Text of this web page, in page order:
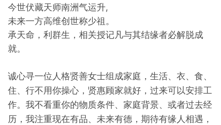
今世伏藏天师南洲气运升,
未来一方高维创世称少祖。
承天命，利群生，相关授记凡与其结缘者必解脱成
就。
诚心寻一位人格贤善女士组成家庭，生活、衣、食、
住、行不用你操心，贤惠顾家就好，过来可以安排工
作。我不看重你的物质条件、家庭背景、或者过去经
历，我注重现在有品、未来有德，期待有缘人相遇，